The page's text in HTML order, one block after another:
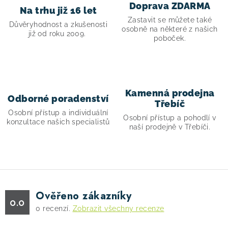
Na trhu již 16 let
Důvěryhodnost a zkušenosti
již od roku 2009.
Doprava ZDARMA
Zastavit se můžete také
osobně na některé z našich
poboček.
Odborné poradenství
Osobní přístup a individuální
konzultace našich specialistů
Kamenná prodejna
Třebíč
Osobní přístup a pohodlí v
naší prodejně v Třebíči.
0.0 Ověřeno zákazníky
0 recenzí. Zobrazit všechny recenze